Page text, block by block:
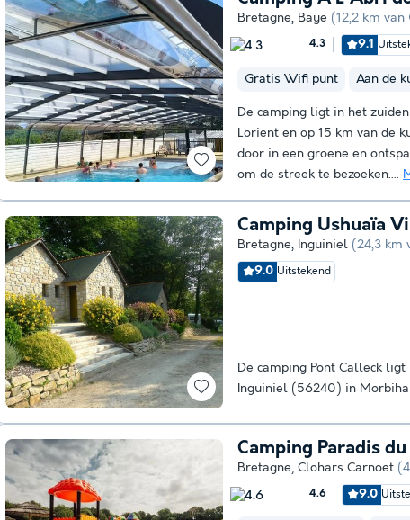
Bretagne, Baye (12,2 km van
4.3 9.1
Gratis Wifi punt Aan de
De camping ligt in het
Lorient en op 15 km van de
door in een groene en
om de streek te bezoeken....
Camping Ushuaïa
Bretagne, Inguiniel (24,3 km
9.0 Uitstekend
De camping Pont Calleck ligt
Inguiniel (56240) in
Camping Paradis
Bretagne, Clohars Carnoet
4.6 9.0